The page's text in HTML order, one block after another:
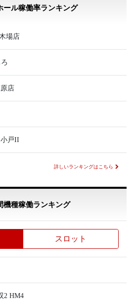
ール稼働率ランキング
場店
店
戸II
詳しいランキングはこちら
機種稼働ランキング
スロット
2 HM4